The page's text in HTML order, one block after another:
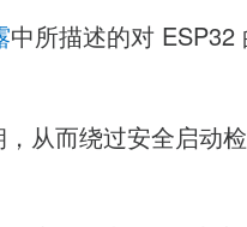
中所描述的对 ESP32
从而绕过安全启动